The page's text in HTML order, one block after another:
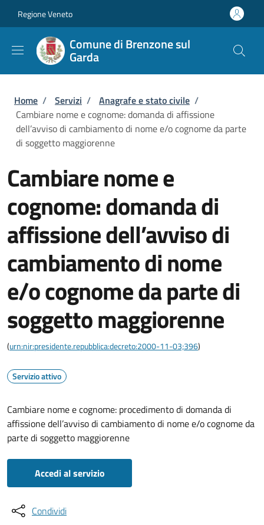
Regione Veneto
Comune di Brenzone sul
Garda
Briciole di pane
Home / Servizi / Anagrafe e stato civile /
Cambiare nome e cognome: domanda di affissione
dell’avviso di cambiamento di nome e/o cognome da parte
di soggetto maggiorenne
Cambiare nome e
cognome: domanda di
affissione dell’avviso di
cambiamento di nome
e/o cognome da parte di
soggetto maggiorenne
(urn:nir:presidente.repubblica:decreto:2000-11-03;396)
Servizio attivo
Cambiare nome e cognome: procedimento di domanda di
affissione dell’avviso di cambiamento di nome e/o cognome da
parte di soggetto maggiorenne
Accedi al servizio
Condividi